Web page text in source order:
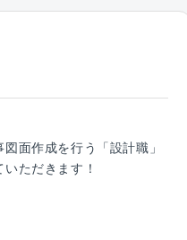
面作成を行う「設計職」
ただきます！
成